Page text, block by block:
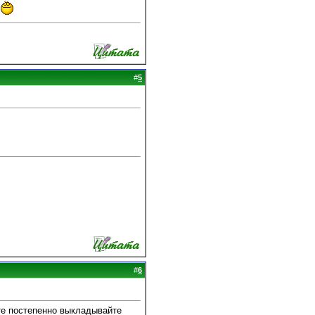
#5
#6
постепенно выкладывайте